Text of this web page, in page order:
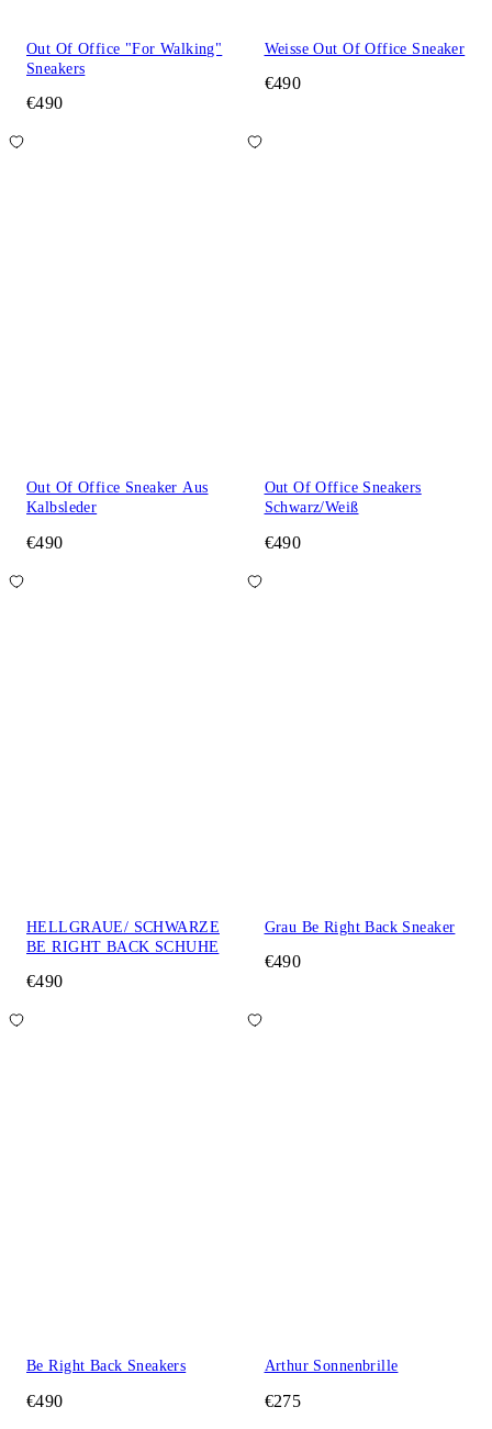
Out Of Office "For Walking"
Sneakers
€490
Weisse Out Of Office Sneaker
€490
Out Of Office Sneaker Aus
Kalbsleder
€490
Out Of Office Sneakers
Schwarz/Weiß
€490
HELLGRAUE/ SCHWARZE
BE RIGHT BACK SCHUHE
€490
Grau Be Right Back Sneaker
€490
Be Right Back Sneakers
€490
Arthur Sonnenbrille
€275